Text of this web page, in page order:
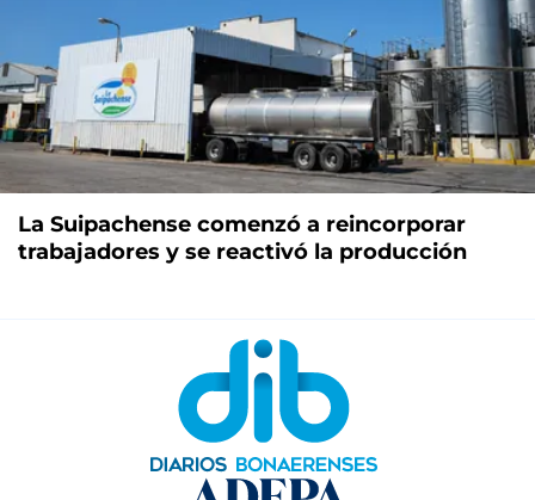
La Suipachense comenzó a reincorporar
trabajadores y se reactivó la producción